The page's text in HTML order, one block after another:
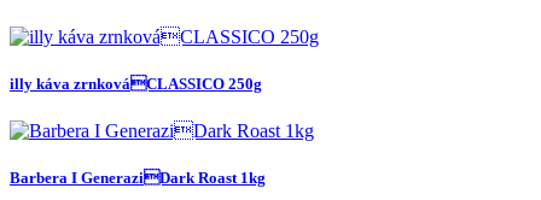
illy káva zrnkováCLASSICO 250g
Barbera I GeneraziDark Roast 1kg